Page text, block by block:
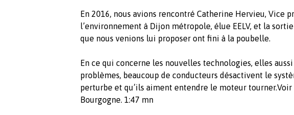
En 2016, nous avions rencontré Catherine Hervieu, Vice
l’environnement à Dijon métropole, élue EELV, et la
que nous venions lui proposer ont fini à la poubelle.
En ce qui concerne les nouvelles technologies, elles
problèmes, beaucoup de conducteurs désactivent le
perturbe et qu’ils aiment entendre le moteur tourner.Voir
Bourgogne. 1:47 mn